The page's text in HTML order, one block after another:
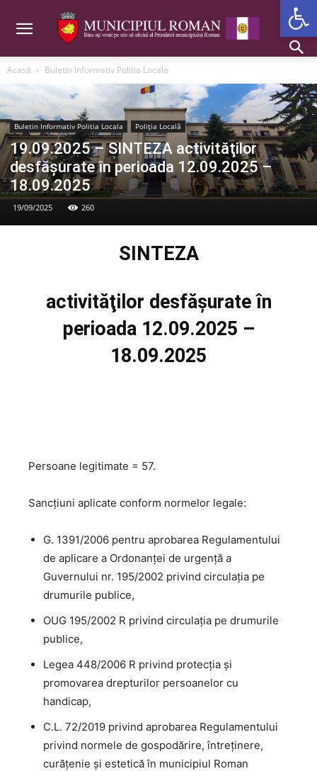
Acasă Buletin Informativ Politia Locala
Buletin Informativ Politia Locala Poliția Locală
19.09.2025 – SINTEZA activităţilor
desfăşurate în perioada 12.09.2025 –
18.09.2025
19/09/2025 260
SINTEZA
activităţilor desfăşurate în
perioada 12.09.2025 –
18.09.2025
Persoane legitimate = 57.
Sancțiuni aplicate conform normelor legale:
G. 1391/2006 pentru aprobarea Regulamentului
de aplicare a Ordonanţei de urgenţă a
Guvernului nr. 195/2002 privind circulaţia pe
drumurile publice,
OUG 195/2002 R privind circulaţia pe drumurile
publice,
Legea 448/2006 R privind protecţia şi
promovarea drepturilor persoanelor cu
handicap,
C.L. 72/2019 privind aprobarea Regulamentului
privind normele de gospodărire, întreţinere,
curăţenie şi estetică în municipiul Roman